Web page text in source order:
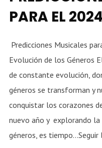
PARA EL 2024
Predicciones Musicales
Evolución de los Géneros
de constante evolución,
géneros se transforman y
conquistar los corazones
nuevo año y explorando
géneros, es tiempo...Seguir